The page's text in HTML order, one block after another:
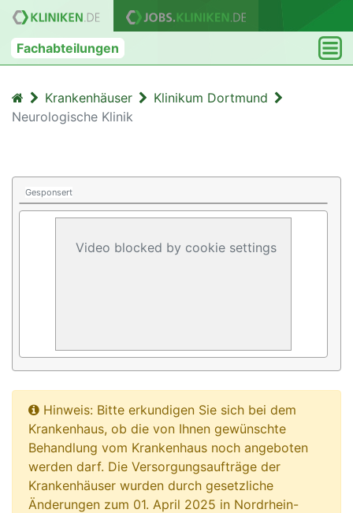
Fachabteilungen
Krankenhäuser
Klinikum Dortmund
Neurologische Klinik
Gesponsert
Video blocked by cookie settings
Hinweis: Bitte erkundigen Sie sich bei dem
Krankenhaus, ob die von Ihnen gewünschte
Behandlung vom Krankenhaus noch angeboten
werden darf. Die Versorgungsaufträge der
Krankenhäuser wurden durch gesetzliche
Änderungen zum 01. April 2025 in Nordrhein-